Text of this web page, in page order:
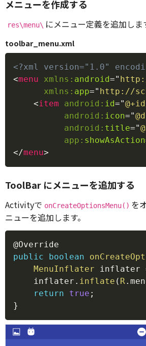
メニューを作成する
res\menu\ にメニュー定義を追加しま
toolbar_menu.xml
<?xml version="1.0"
<menu xmlns: android="
xmlns: app=" http://
<item android: id="
android: icon="
android: title="
app: showAsAction
</menu>
ToolBar にメニューを追加する
Activityで onCreateOptionsMenu() を
ニューを追加します。
@Override
public
boolean
MenuInflater inflater
    inflater
. inflate ( R .
return
true ;
}